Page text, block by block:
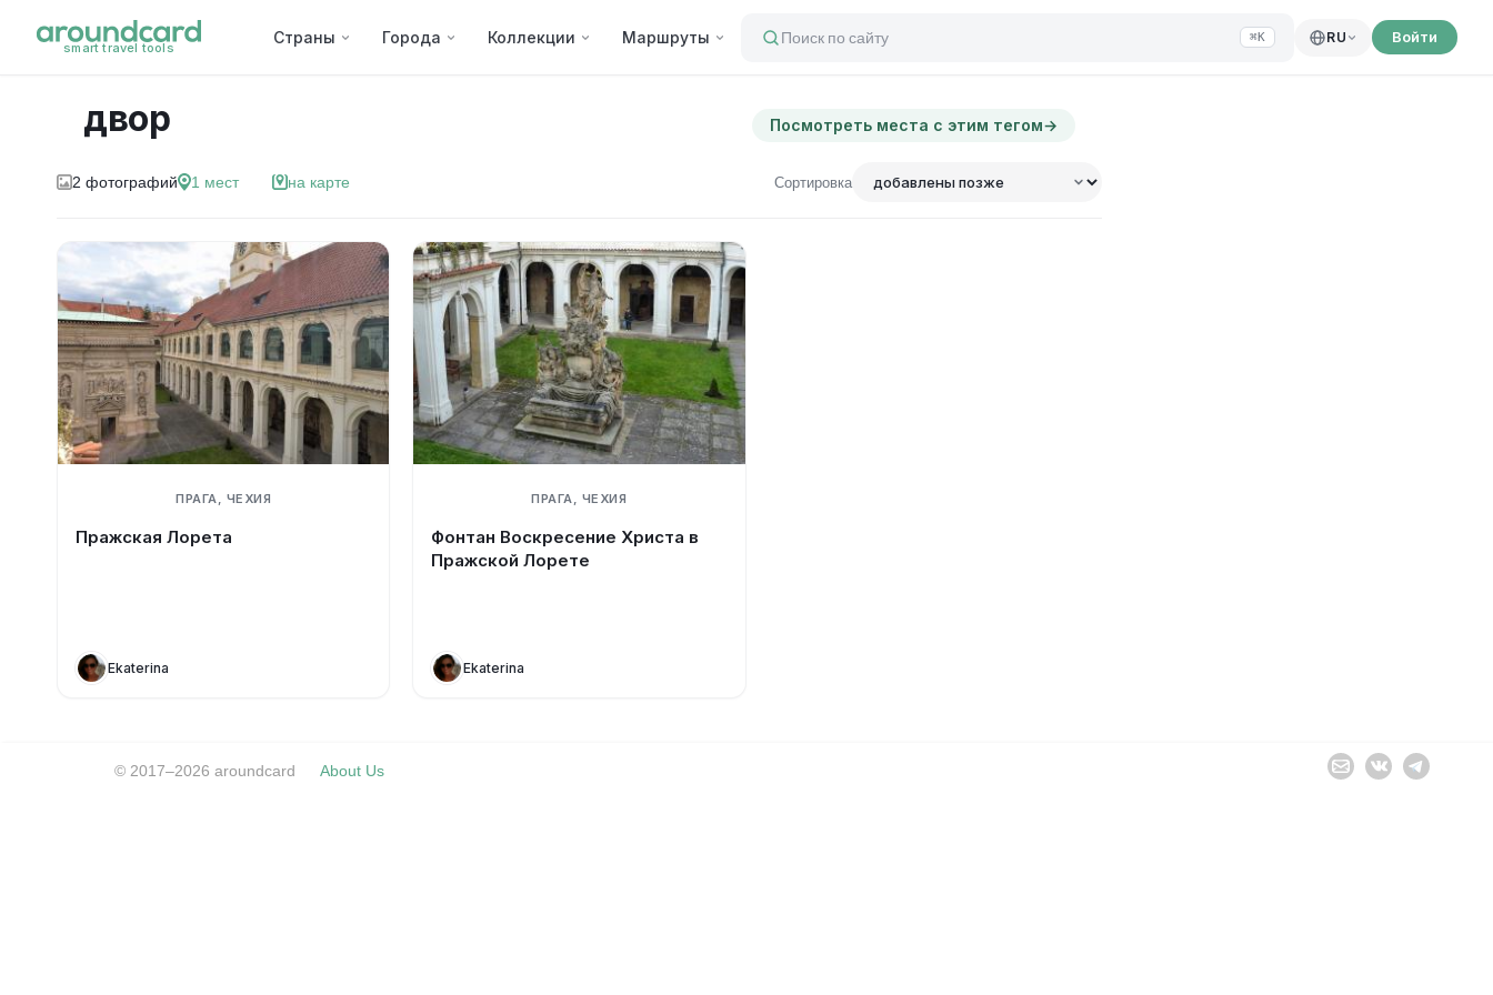
smart travel tools
Страны Города Коллекции Маршруты Поиск по сайту ⌘K RU Войти
двор Посмотреть места с этим тегом→
2 фотографий 1 мест на карте Сортировка
ПРАГА, ЧЕХИЯ
Пражская Лорета
Ekaterina
ПРАГА, ЧЕХИЯ
Фонтан Воскресение Христа в
Пражской Лорете
Ekaterina
© 2017–2026 aroundcard About Us